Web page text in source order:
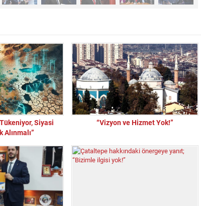
Siyasi
“Vizyon ve Hizmet Yok!”